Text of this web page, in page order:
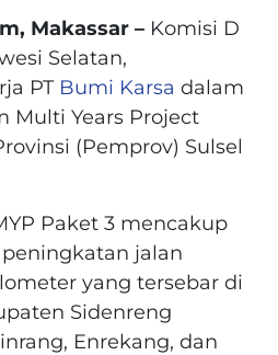
Makassar – Komisi D
Selatan,
PT Bumi Karsa dalam
Multi Years Project
(Pemprov) Sulsel
Paket 3 mencakup
jalan
yang tersebar di
Sidenreng
Enrekang, dan